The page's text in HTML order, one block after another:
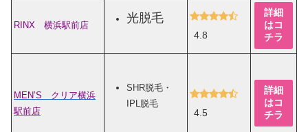
RINX 横浜駅前店 光脱毛
4.8
詳細
はコ
チラ
MEN’S クリア横浜
駅前店
SHR脱毛・
IPL脱毛
4.5
詳細
はコ
チラ